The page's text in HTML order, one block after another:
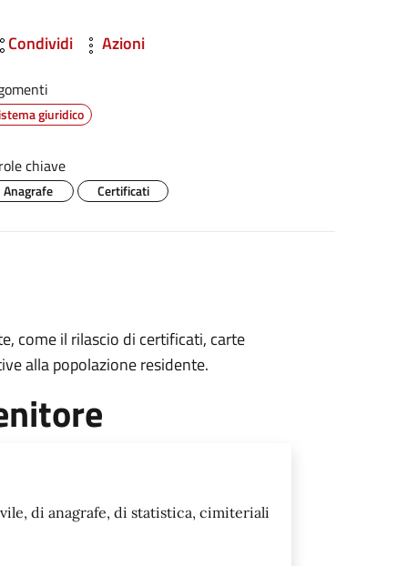
Condividi Azioni
giuridico
chiave
Anagrafe Certificati
come il rilascio di certificati, carte
alla popolazione residente.
di anagrafe, di statistica, cimiteriali